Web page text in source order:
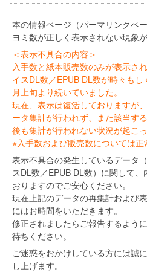
本の情報ページ（パーマリンクペ
ヨミ数が正しく表示されない現象
＜表示不具合の内容＞
入手数と紙本販売数のみが表示さ
イスDL数／EPUB DL数が時々も
月上旬より続いていました。
現在、表示は復活しておりますが
ータ集計が行われず、また該当す
後も集計が行われない状況が起こっ
※入手数および販売数については正
表示不具合の発生しているデータ
スDL数／EPUB DL数）に関して
おりますのでご安心ください。
現在上記のデータの再集計および
にはお時間をいただきます。
修正されましたらご報告するよう
待ちください。
ご迷惑をおかけしている方には誠
し上げます。